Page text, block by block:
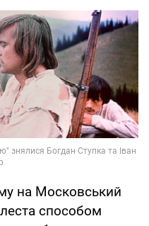
на Московський
способом